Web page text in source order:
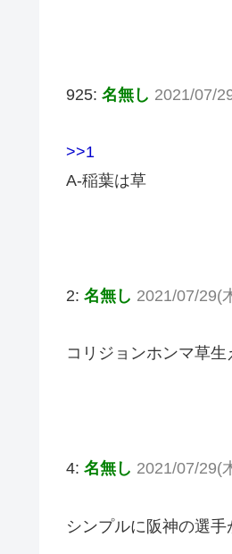
925: 名無し 2021/07/
>>1
A-稲葉は草
2: 名無し 2021/07/29(
コリジョンホンマ草生
4: 名無し 2021/07/29(
シンプルに阪神の選手